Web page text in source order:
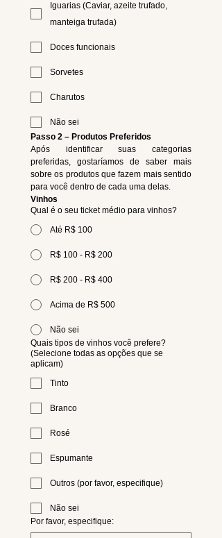
Iguarias (Caviar, azeite trufado,
manteiga trufada)
Doces funcionais
Sorvetes
Charutos
Não sei
Passo 2 – Produtos Preferidos
Após identificar suas categorias
preferidas, gostaríamos de saber mais
sobre os produtos que fazem mais sentido
para você dentro de cada uma delas.
Vinhos
Qual é o seu ticket médio para vinhos?
Até R$ 100
R$ 100 - R$ 200
R$ 200 - R$ 400
Acima de R$ 500
Não sei
Quais tipos de vinhos você prefere?
(Selecione todas as opções que se
aplicam)
Tinto
Branco
Rosé
Espumante
Outros (por favor, especifique)
Não sei
Por favor, especifique: